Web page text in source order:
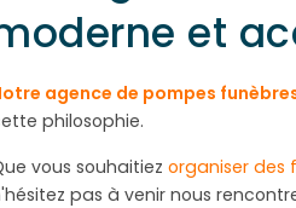
et
agence de pompes
philosophie.
vous souhaitiez organiser des
pas à venir nous